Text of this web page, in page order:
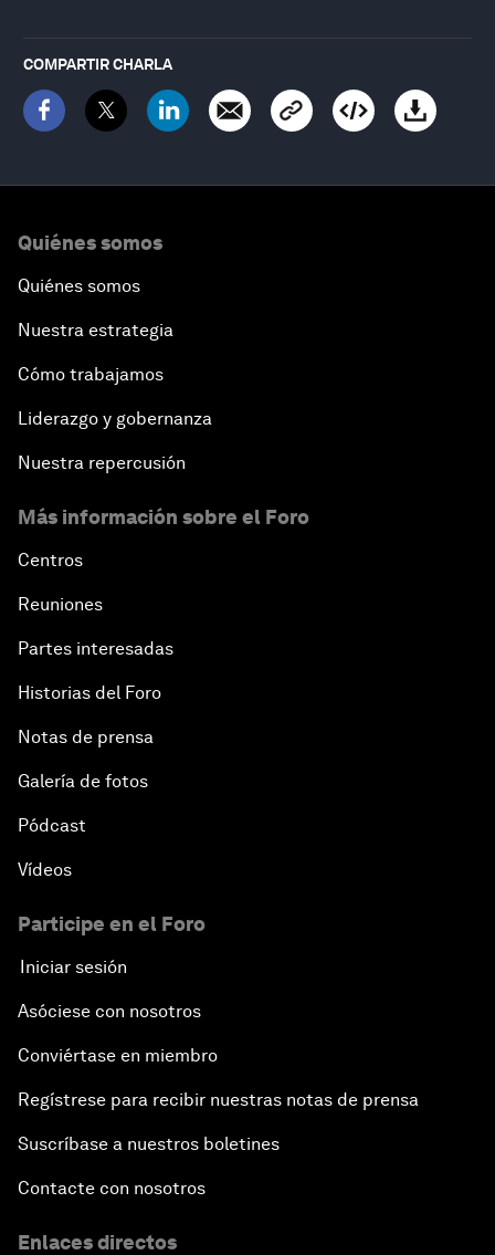
COMPARTIR CHARLA
Quiénes somos
Quiénes somos
Nuestra estrategia
Cómo trabajamos
Liderazgo y gobernanza
Nuestra repercusión
Más información sobre el Foro
Centros
Reuniones
Partes interesadas
Historias del Foro
Notas de prensa
Galería de fotos
Pódcast
Vídeos
Participe en el Foro
Iniciar sesión
Asóciese con nosotros
Conviértase en miembro
Regístrese para recibir nuestras notas de prensa
Suscríbase a nuestros boletines
Contacte con nosotros
Enlaces directos